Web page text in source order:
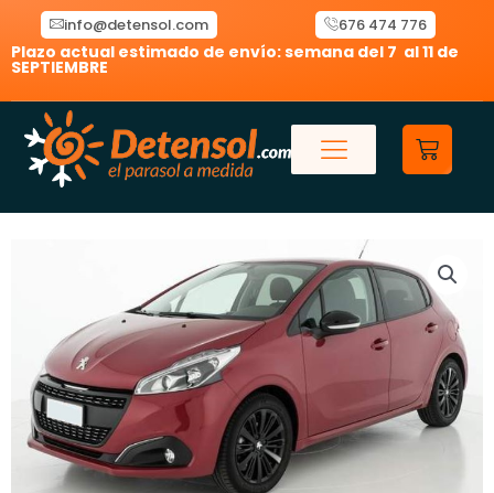
contenido
info@detensol.com 676 474 776
Plazo actual estimado de envío: semana del 7 al 11 de
SEPTIEMBRE